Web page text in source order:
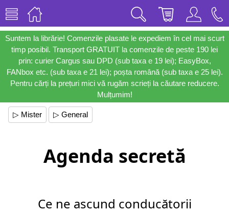
Suntem la librărie! Comenzile plasate le expediem în cel mai scurt
timp posibil. Transport GRATUIT la comenzile de peste 190 lei
prin: curier Cargus sau DPD (sub taxa e 19 lei); EasyBox,
FANbox etc. (sub taxa e 21 lei); poșta română (sub taxa e 25 lei).
Pentru cărți la prețuri mici vă rugăm scrieți la căutare reducere.
Mulțumim!
▷ Mister ▷ General
Agenda secretă
Ce ne ascund conducătorii